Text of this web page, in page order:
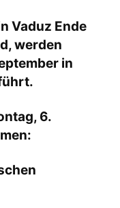
Vaduz Ende
werden
in
6.